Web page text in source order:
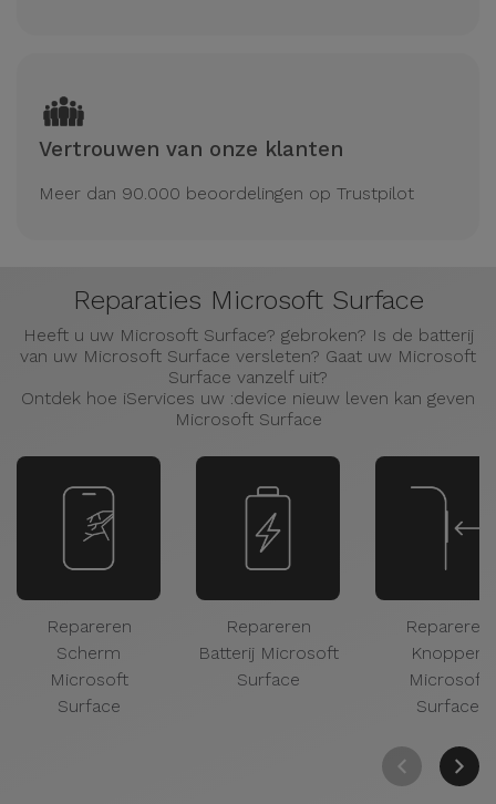
Vertrouwen van onze klanten
Meer dan 90.000 beoordelingen op Trustpilot
Reparaties Microsoft Surface
Heeft u uw Microsoft Surface? gebroken? Is de batterij
van uw Microsoft Surface versleten? Gaat uw Microsoft
Surface vanzelf uit?
Ontdek hoe iServices uw :device nieuw leven kan geven
Microsoft Surface
Repareren
Scherm
Microsoft
Surface
Repareren
Batterij Microsoft
Surface
Repareren
Knoppen
Microsoft
Surface